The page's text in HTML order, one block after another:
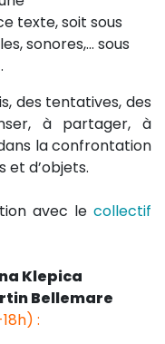
texte, soit sous
sonores,… sous
des tentatives, des
à partager, à
la confrontation
d’objets.
avec le collectif
Klepica
Bellemare
: